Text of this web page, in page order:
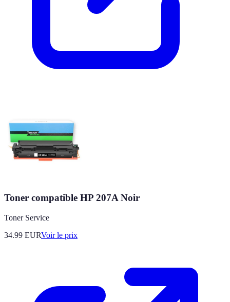
Toner compatible HP 207A Noir
Toner Service
34.99 EURVoir le prix